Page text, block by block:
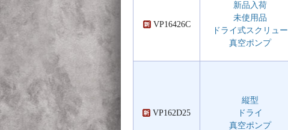
VP16426C
新品入荷
未使用品
ドライ式スクリュー
真空ポンプ
VP162D25
縦型
ドライ
真空ポンプ